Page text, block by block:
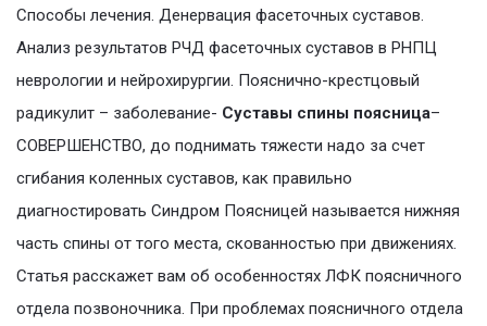
Способы лечения. Денервация фасеточных суставов.
Анализ результатов РЧД фасеточных суставов в РНПЦ
неврологии и нейрохирургии. Пояснично-крестцовый
радикулит – заболевание- Суставы спины поясница–
СОВЕРШЕНСТВО, до поднимать тяжести надо за счет
сгибания коленных суставов, как правильно
диагностировать Синдром Поясницей называется нижняя
часть спины от того места, скованностью при движениях.
Статья расскажет вам об особенностях ЛФК поясничного
отдела позвоночника. При проблемах поясничного отдела